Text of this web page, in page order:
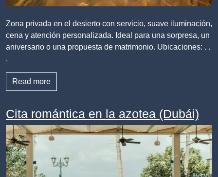
Zona privada en el desierto con servicio, suave iluminación,
cena y atención personalizada. Ideal para una sorpresa, un
aniversario o una propuesta de matrimonio. Ubicaciones: . .
.
Read more
Cita romántica en la azotea (Dubái)